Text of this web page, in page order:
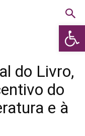
Abrir
do Livro,
do
e à